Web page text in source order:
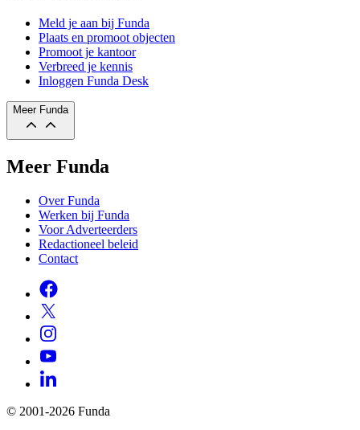
Meld je aan bij Funda
Plaats en promoot objecten
Promoot je kantoor
Verbreed je kennis
Inloggen Funda Desk
Meer Funda
Meer Funda
Over Funda
Werken bij Funda
Voor Adverteerders
Redactioneel beleid
Contact
© 2001-2026 Funda